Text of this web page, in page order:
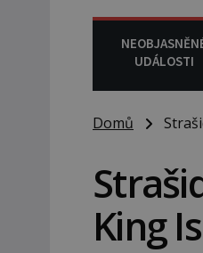
UDÁLOSTI
Domů
King